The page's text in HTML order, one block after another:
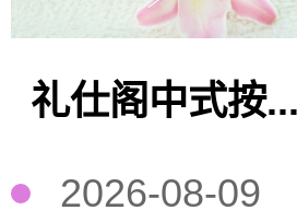
礼仕阁中式按
2026-08-09